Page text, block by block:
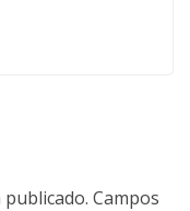
Campos